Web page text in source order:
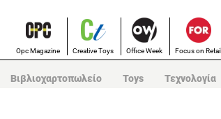
Opc Magazine Creative Toys Office Week Focus on Retail
Βιβλιοχαρτοπωλείο Toys Τεχνολογία